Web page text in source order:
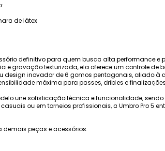
de látex
definitivo para quem busca alta performance
e gravação texturizada, ela oferece um controle
design inovador de 6 gomos pentagonais, aliado
máxima para passes, dribles e
une sofisticação técnica e funcionalidade,
ou em torneios profissionais, a Umbro Pro 5
peças e acessórios.